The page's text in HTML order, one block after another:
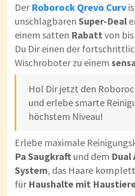
Der Roborock Qrevo Curv
unschlagbaren Super-Deal
einem satten Rabatt von bis
Du Dir einen der
Wischroboter zu einem
Hol Dir jetzt den
und erlebe smarte
höchstem Niveau!
Erlebe maximale
Pa Saugkraft und dem Dual
System, das Haare
für Haushalte mit